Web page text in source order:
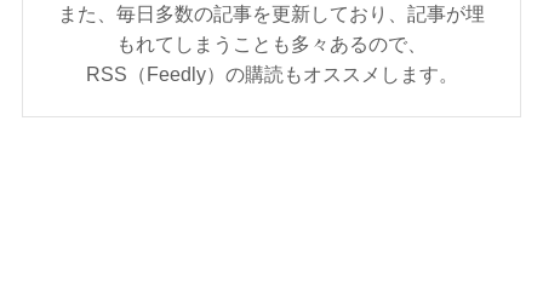
また、毎日多数の記事を更新しており、記事が埋
もれてしまうことも多々あるので、
RSS（Feedly）の購読もオススメします。